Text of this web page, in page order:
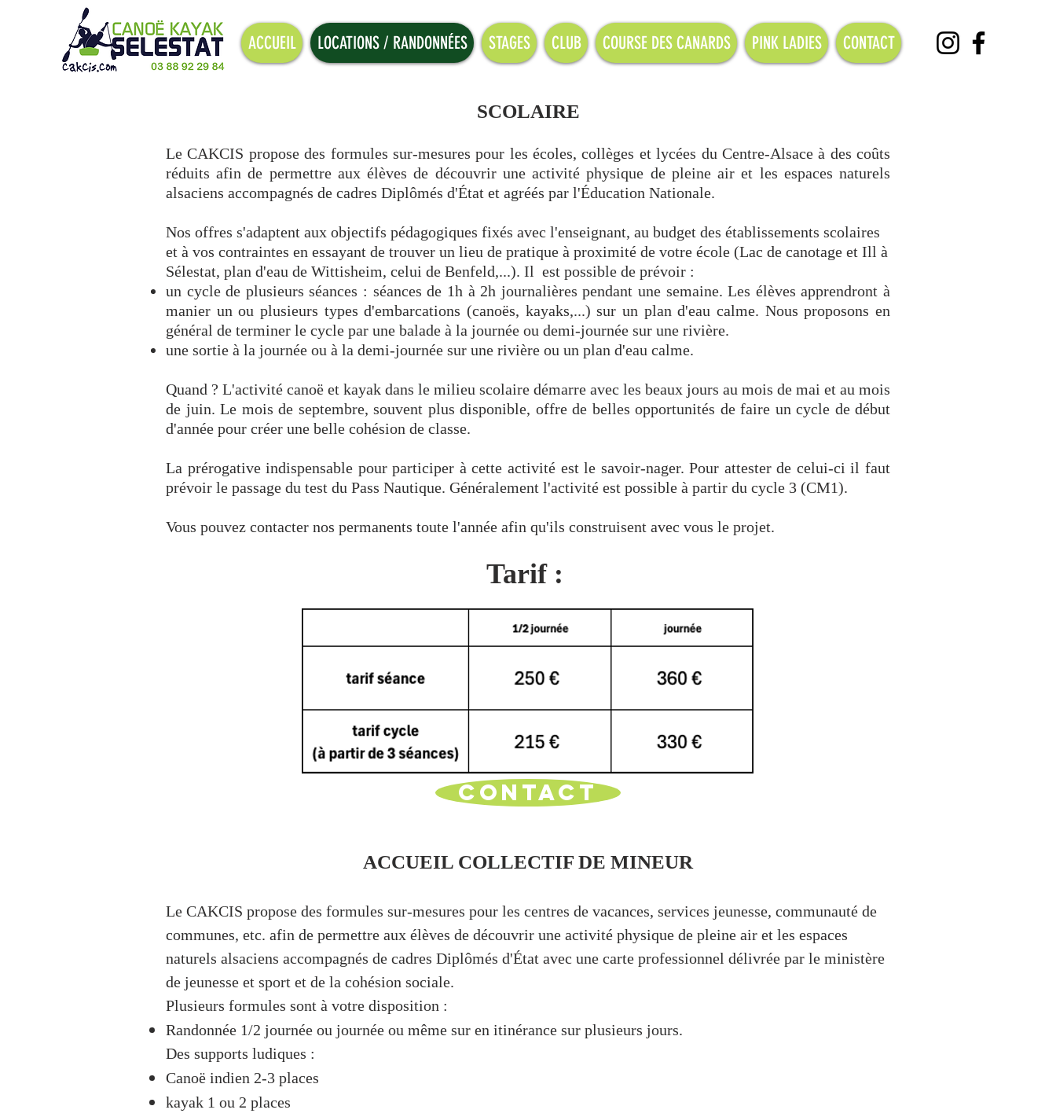
ACCUEIL LOCATIONS / RANDONNÉES STAGES CLUB COURSE DES CANARDS PINK LADIES CONTACT
SCOLAIRE
Le CAKCIS propose des formules sur-mesures pour les écoles, collèges et lycées du Centre-Alsace à des coûts
réduits afin de permettre aux élèves de découvrir une activité physique de pleine air et les espaces naturels
alsaciens accompagnés de cadres Diplômés d'État et agréés par l'Éducation Nationale.
Nos offres s'adaptent aux objectifs pédagogiques fixés avec l'enseignant, au budget des établissements scolaires
et à vos contraintes en essayant de trouver un lieu de pratique à proximité de votre école (Lac de canotage et Ill à
Sélestat, plan d'eau de Wittisheim, celui de Benfeld,...). Il est possible de prévoir :
un cycle de plusieurs séances : séances de 1h à 2h journalières pendant une semaine. Les élèves apprendront à
manier un ou plusieurs types d'embarcations (canoës, kayaks,...) sur un plan d'eau calme. Nous proposons en
général de terminer le cycle par une balade à la journée ou demi-journée sur une rivière.
une sortie à la journée ou à la demi-journée sur une rivière ou un plan d'eau calme.
Quand ? L'activité canoë et kayak dans le milieu scolaire démarre avec les beaux jours au mois de mai et au mois
de juin. Le mois de septembre, souvent plus disponible, offre de belles opportunités de faire un cycle de début
d'année pour créer une belle cohésion de classe.
La prérogative indispensable pour participer à cette activité est le savoir-nager. Pour attester de celui-ci il faut
prévoir le passage du test du Pass Nautique. Généralement l'activité est possible à partir du cycle 3 (CM1).
Vous pouvez contacter nos permanents toute l'année afin qu'ils construisent avec vous le projet.
Tarif :
ACCUEIL COLLECTIF DE MINEUR
Le CAKCIS propose des formules sur-mesures pour les centres de vacances, services jeunesse, communauté de
communes, etc. afin de permettre aux élèves de découvrir une activité physique de pleine air et les espaces
naturels alsaciens accompagnés de cadres Diplômés d'État avec une carte professionnel délivrée par le ministère
de jeunesse et sport et de la cohésion sociale.
Plusieurs formules sont à votre disposition :
Randonnée 1/2 journée ou journée ou même sur en itinérance sur plusieurs jours.
Des supports ludiques :
Canoë indien 2-3 places
kayak 1 ou 2 places
CONTACT